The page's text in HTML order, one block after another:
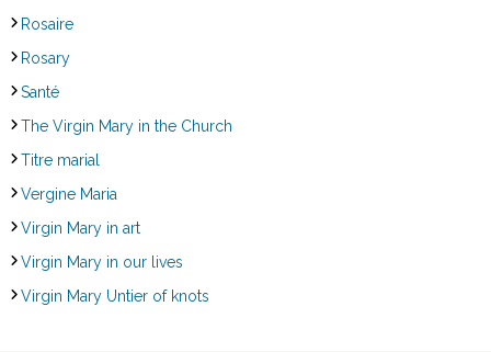
Rosaire
Rosary
Santé
The Virgin Mary in the Church
Titre marial
Vergine Maria
Virgin Mary in art
Virgin Mary in our lives
Virgin Mary Untier of knots